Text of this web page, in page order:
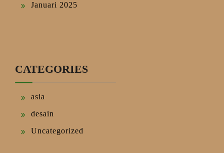
Januari 2025
CATEGORIES
asia
desain
Uncategorized